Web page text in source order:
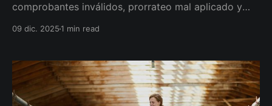
comprobantes inválidos, prorrateo mal aplicado y
con alertas.
09 dic. 20251 min read